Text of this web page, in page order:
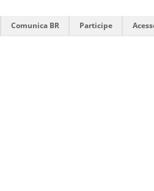
Comunica BR Participe